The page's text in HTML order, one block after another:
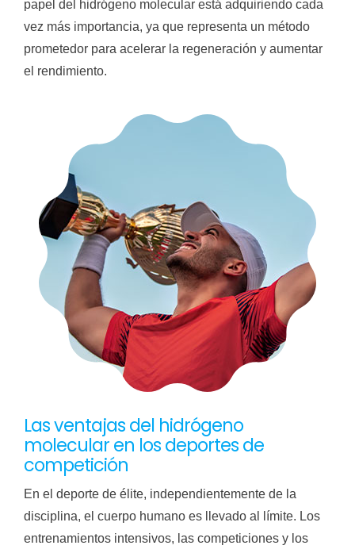
papel del hidrógeno molecular está adquiriendo cada
vez más importancia, ya que representa un método
prometedor para acelerar la regeneración y aumentar
el rendimiento.
Las ventajas del hidrógeno
molecular en los deportes de
competición
En el deporte de élite, independientemente de la
disciplina, el cuerpo humano es llevado al límite. Los
entrenamientos intensivos, las competiciones y los